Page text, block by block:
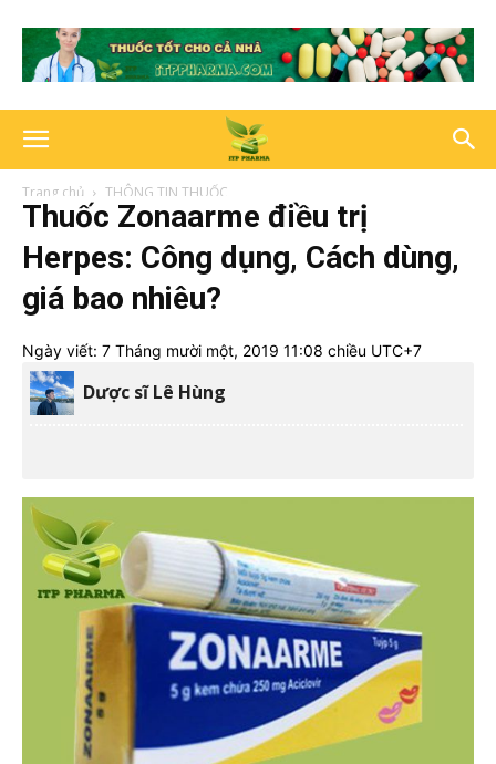
Trang chủ THÔNG TIN THUỐC
Thuốc Zonaarme điều trị
Herpes: Công dụng, Cách dùng,
giá bao nhiêu?
Ngày viết: 7 Tháng mười một, 2019 11:08 chiều UTC+7
Dược sĩ Lê Hùng